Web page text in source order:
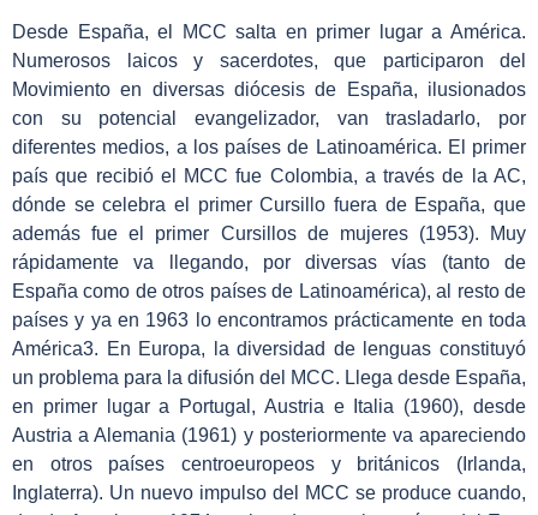
Desde España, el MCC salta en primer lugar a América.
Numerosos laicos y sacerdotes, que participaron del
Movimiento en diversas diócesis de España, ilusionados
con su potencial evangelizador, van trasladarlo, por
diferentes medios, a los países de Latinoamérica. El primer
país que recibió el MCC fue Colombia, a través de la AC,
dónde se celebra el primer Cursillo fuera de España, que
además fue el primer Cursillos de mujeres (1953). Muy
rápidamente va llegando, por diversas vías (tanto de
España como de otros países de Latinoamérica), al resto de
países y ya en 1963 lo encontramos prácticamente en toda
América3. En Europa, la diversidad de lenguas constituyó
un problema para la difusión del MCC. Llega desde España,
en primer lugar a Portugal, Austria e Italia (1960), desde
Austria a Alemania (1961) y posteriormente va apareciendo
en otros países centroeuropeos y británicos (Irlanda,
Inglaterra). Un nuevo impulso del MCC se produce cuando,